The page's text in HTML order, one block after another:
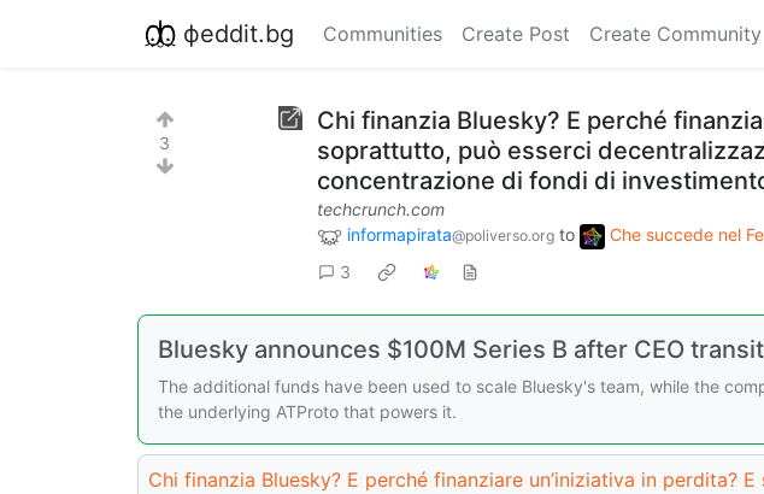
фeddit.bg Communities Create Post Create Community
3
Chi finanzia Bluesky? E perché
soprattutto, può esserci
concentrazione di fondi di
techcrunch.com
informapirata@poliverso.org to Che succede nel
3
Bluesky announces $100M Series B after CEO
The additional funds have been used to scale Bluesky's team, while the
the underlying ATProto that powers it.
Chi finanzia Bluesky? E perché finanziare un’iniziativa in perdita?